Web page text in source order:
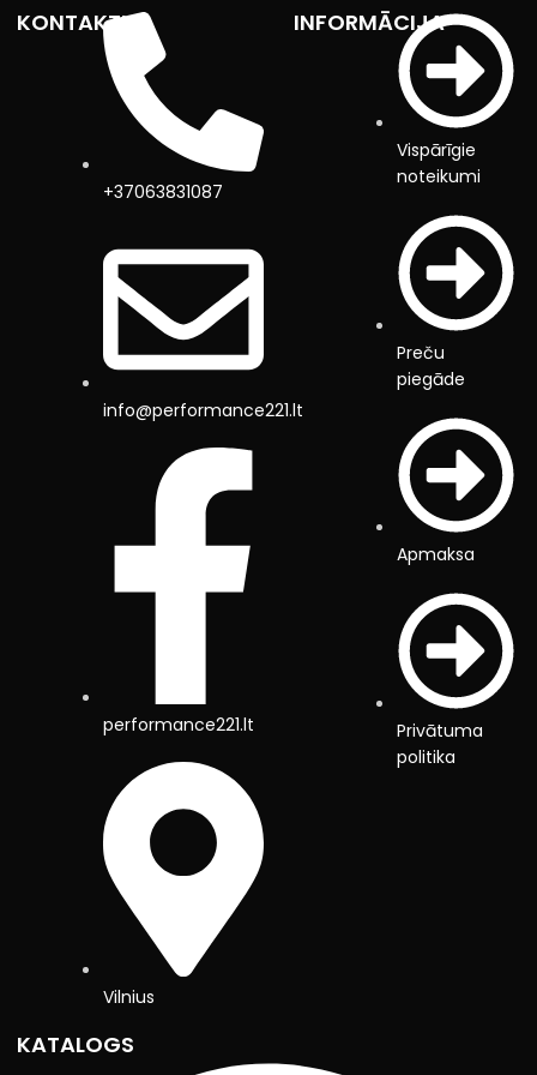
KONTAKTI
+37063831087
info@performance221.lt
performance221.lt
Vilnius
INFORMĀCIJA
Vispārīgie
noteikumi
Preču
piegāde
Apmaksa
Privātuma
politika
KATALOGS